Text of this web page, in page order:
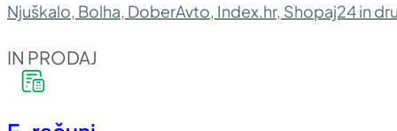
Njuškalo, Bolha, DoberAvto, Index.hr, Shopaj24 in
IN PRODAJ